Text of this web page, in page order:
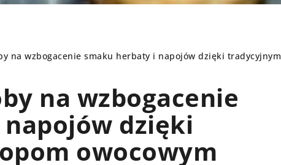
na wzbogacenie smaku herbaty i napojów dzięki tradycyjnym
na wzbogacenie
dzięki
owocowym
PORADY